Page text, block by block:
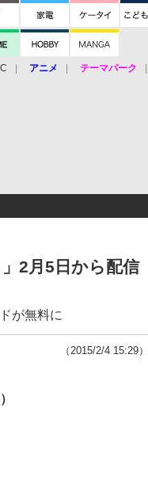
アニメ テーマパーク
2月5日から配信
が無料に
（2015/2/4 15:29）